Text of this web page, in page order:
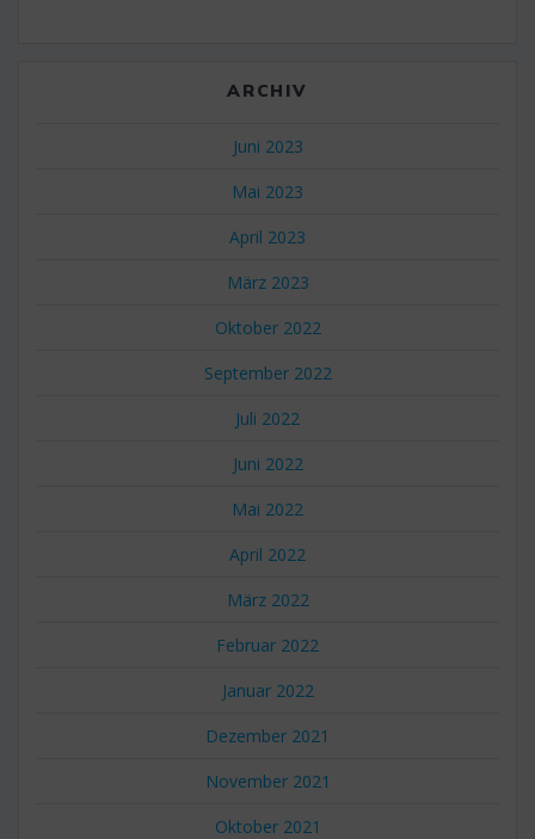
ARCHIV
Juni 2023
Mai 2023
April 2023
März 2023
Oktober 2022
September 2022
Juli 2022
Juni 2022
Mai 2022
April 2022
März 2022
Februar 2022
Januar 2022
Dezember 2021
November 2021
Oktober 2021